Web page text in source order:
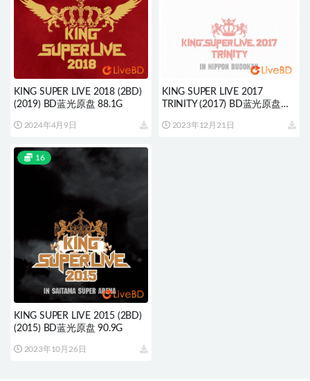
KING SUPER LIVE 2018 (2BD)
(2019) BD蓝光原盘 88.1G
2024年4月9日
KING SUPER LIVE 2017
TRINITY (2017) BD蓝光原盘
2023年12月21日
16
KING SUPER LIVE 2015 (2BD)
(2015) BD蓝光原盘 90.9G
2023年10月26日